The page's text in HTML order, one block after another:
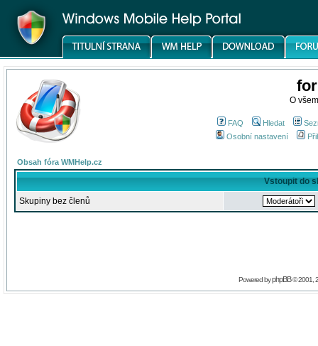
O
FAQ Hledat
Osobní nastavení
Obsah fóra WMHelp.cz
Vstoupit do
Skupiny bez členů
Powered byphpBB© 2001,